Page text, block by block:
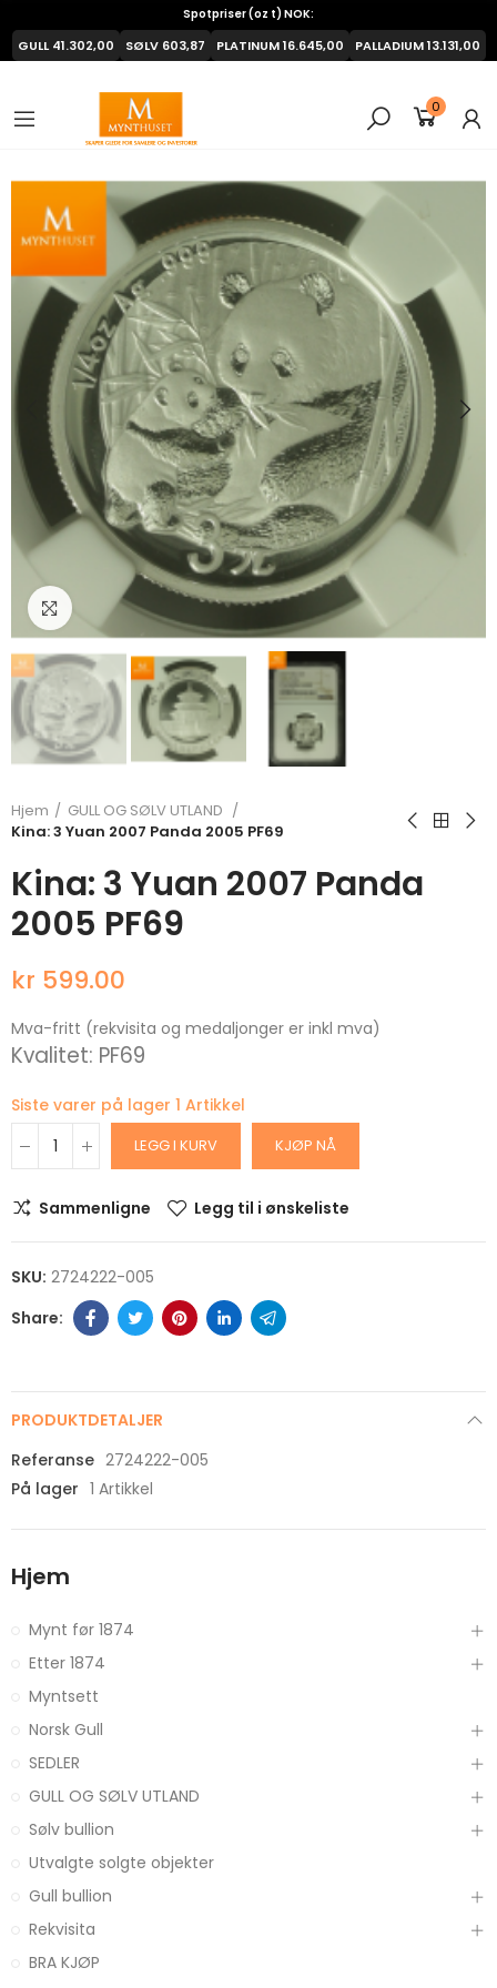
0
Spotpriser (oz t) NOK:
GULL41.302,00 SØLV 603,87 PLATINUM16.645,00 PALLADIUM13.131,00
Klikk for å forstørre
Hjem
GULL OG SØLV UTLAND
Kina: 3 Yuan 2007 Panda 2005 PF69
Kina: 3 Yuan 2007 Panda
2005 PF69
kr 599.00
Mva-fritt (rekvisita og medaljonger er inkl mva)
Kvalitet: PF69
Siste varer på lager 1 Artikkel
LEGG I KURV KJØP NÅ
Sammenligne Legg til i ønskeliste
SKU: 2724222-005
PRODUKTDETALJER
Referanse 2724222-005
På lager 1 Artikkel
Hjem
Mynt før 1874
Etter 1874
Myntsett
Norsk Gull
SEDLER
GULL OG SØLV UTLAND
Sølv bullion
Utvalgte solgte objekter
Gull bullion
Rekvisita
BRA KJØP